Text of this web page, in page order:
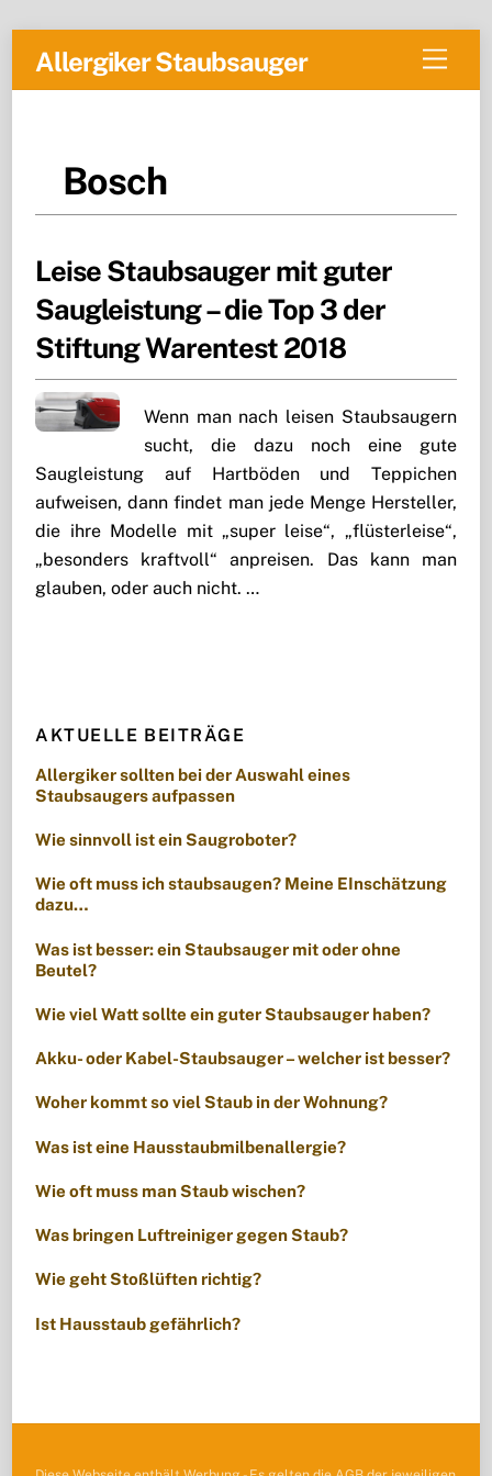
Menu
Allergiker Staubsauger
Bosch
Leise Staubsauger mit guter
Saugleistung – die Top 3 der
Stiftung Warentest 2018
Wenn man nach leisen Staubsaugern
sucht, die dazu noch eine gute
Saugleistung auf Hartböden und Teppichen
aufweisen, dann findet man jede Menge Hersteller,
die ihre Modelle mit „super leise“, „flüsterleise“,
„besonders kraftvoll“ anpreisen. Das kann man
glauben, oder auch nicht. …
AKTUELLE BEITRÄGE
Allergiker sollten bei der Auswahl eines
Staubsaugers aufpassen
Wie sinnvoll ist ein Saugroboter?
Wie oft muss ich staubsaugen? Meine EInschätzung
dazu…
Was ist besser: ein Staubsauger mit oder ohne
Beutel?
Wie viel Watt sollte ein guter Staubsauger haben?
Akku- oder Kabel-Staubsauger – welcher ist besser?
Woher kommt so viel Staub in der Wohnung?
Was ist eine Hausstaubmilbenallergie?
Wie oft muss man Staub wischen?
Was bringen Luftreiniger gegen Staub?
Wie geht Stoßlüften richtig?
Ist Hausstaub gefährlich?